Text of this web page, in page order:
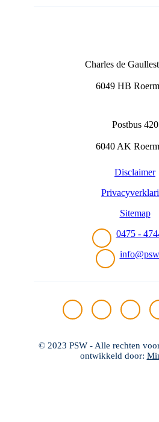
omgaan.
(Vereist)
Charles de
6049 HB
Postbus 420
6040 AK
Disclaimer
Sitemap
0475 -
© 2023 PSW - Alle rechten
ontwikkeld door: